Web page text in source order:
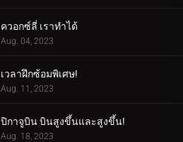
ควอกซ์ลี่ เราทำได้
Aug. 04, 2023
เวลาฝึกซ้อมพิเศษ!
Aug. 11, 2023
ปิกาจูบิน บินสูงขึ้นและสูงขึ้น!
Aug. 18, 2023